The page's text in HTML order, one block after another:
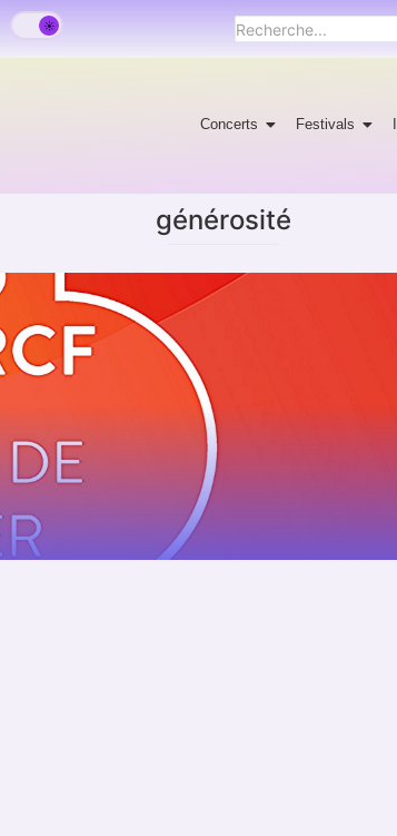
Concerts Festivals
générosité